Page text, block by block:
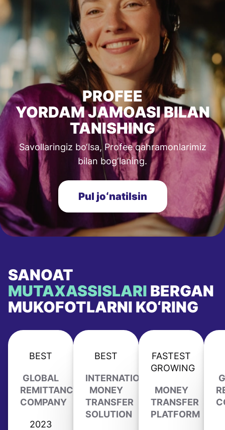
PROFEE
YORDAM JAMOASI BILAN
TANISHING
Savollaringiz bo‘lsa, Profee qahramonlarimiz
bilan bog‘laning.
Pul joʻnatilsin
SANOAT
MUTAXASSISLARI BERGAN
MUKOFOTLARNI KO‘RING
BEST
GLOBAL
REMITTANCE
COMPANY
2023
BEST
INTERNATIONAL
MONEY
TRANSFER
SOLUTION
FASTEST
GROWING
MONEY
TRANSFER
PLATFORM